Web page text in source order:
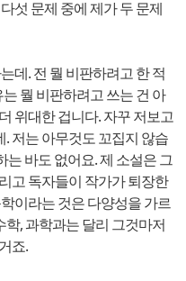
섯 문제 중에 제가 두 문제
데. 전 뭘 비판하려고 한 적
뭘 비판하려고 쓰는 건 아
위대한 겁니다. 자꾸 저보고
저는 아무것도 꼬집지 않습
는 바도 없어요. 제 소설은 그
고 독자들이 작가가 퇴장한
이라는 것은 다양성을 가르
학, 과학과는 달리 그것마저
죠.